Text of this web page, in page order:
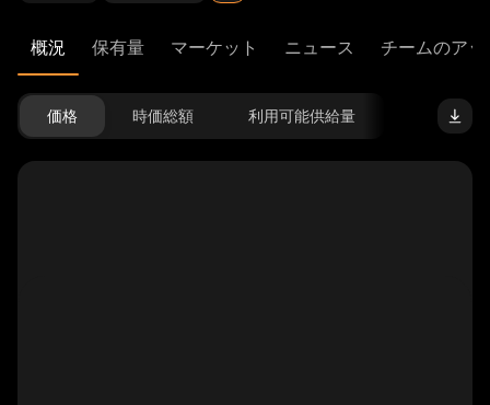
概況 保有量 マーケット ニュース チームのア
価格 時価総額 利用可能供給量